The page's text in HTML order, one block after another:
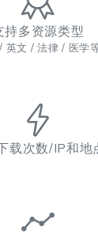
持多资源类型
英文 / 法律 / 医学
载次数/IP和地